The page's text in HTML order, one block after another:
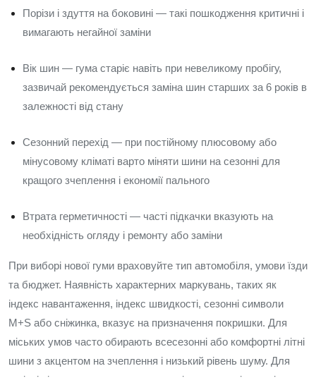
Порізи і здуття на боковині — такі пошкодження критичні і
вимагають негайної заміни
Вік шин — гума старіє навіть при невеликому пробігу,
зазвичай рекомендується заміна шин старших за 6 років в
залежності від стану
Сезонний перехід — при постійному плюсовому або
мінусовому кліматі варто міняти шини на сезонні для
кращого зчеплення і економії пального
Втрата герметичності — часті підкачки вказують на
необхідність огляду і ремонту або заміни
При виборі нової гуми враховуйте тип автомобіля, умови їзди
та бюджет. Наявність характерних маркувань, таких як
індекс навантаження, індекс швидкості, сезонні символи
M+S або сніжинка, вказує на призначення покришки. Для
міських умов часто обирають всесезонні або комфортні літні
шини з акцентом на зчеплення і низький рівень шуму. Для